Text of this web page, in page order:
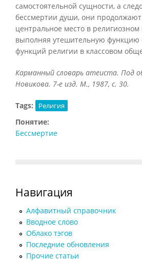
самостоятельной сущности, а
бессмертии души, они
центральное место в
выполняя утешительную функцию
функций религии в классовом
Карманный словарь атеиста. Под
Новикова. 7-е изд. М., 1987, с. 30.
Tags: Религия
Понятие:
Бессмертие
Навигация
Алфавитный справочник
Вводное слово
Облако тэгов
Последние обновления
Прочие статьи